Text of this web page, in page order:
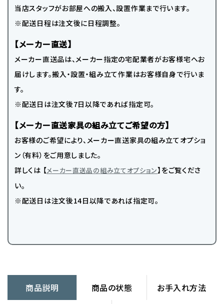
当店スタッフがお部屋への搬入、設置作業まで行います。
※配送日程は注文後に日程調整。
【メーカー直送】
メーカー直送品は、メーカー指定の宅配業者がお客様宅へお
届けします。搬入・設置・組み立て作業はお客様自身で行いま
す。
※配送日は注文後7日以降であれば指定可。
【メーカー直送家具の組み立てご希望の方】
お客様のご希望により、メーカー直送家具の組み立てオプショ
ン（有料）をご用意しました。
詳しくは 【メーカー直送品の組み立てオプション】をご覧くださ
い。
※配送日は注文後14日以降であれば指定可。
商品説明 商品の状態 お手入れ方法